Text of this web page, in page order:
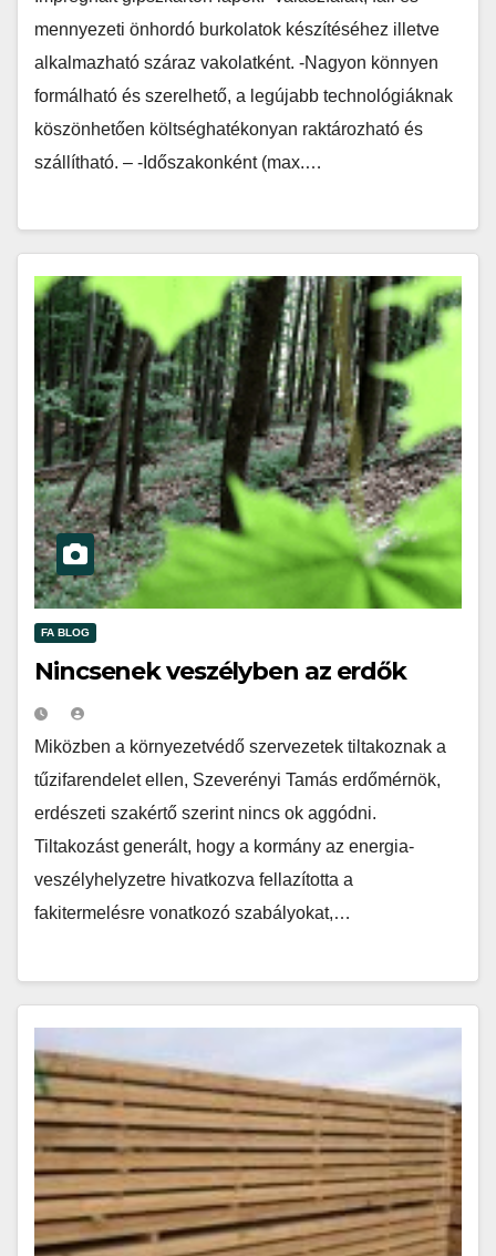
mennyezeti önhordó burkolatok készítéséhez illetve
alkalmazható száraz vakolatként. -Nagyon könnyen
formálható és szerelhető, a legújabb technológiáknak
köszönhetően költséghatékonyan raktározható és
szállítható. – -Időszakonként (max.…
FA BLOG
Nincsenek veszélyben az erdők
Miközben a környezetvédő szervezetek tiltakoznak a
tűzifarendelet ellen, Szeverényi Tamás erdőmérnök,
erdészeti szakértő szerint nincs ok aggódni.
Tiltakozást generált, hogy a kormány az energia-
veszélyhelyzetre hivatkozva fellazította a
fakitermelésre vonatkozó szabályokat,…